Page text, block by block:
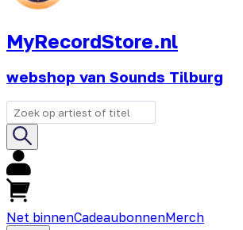
MyRecordStore.nl
webshop van Sounds Tilburg
Net binnenCadeaubonnenMerch